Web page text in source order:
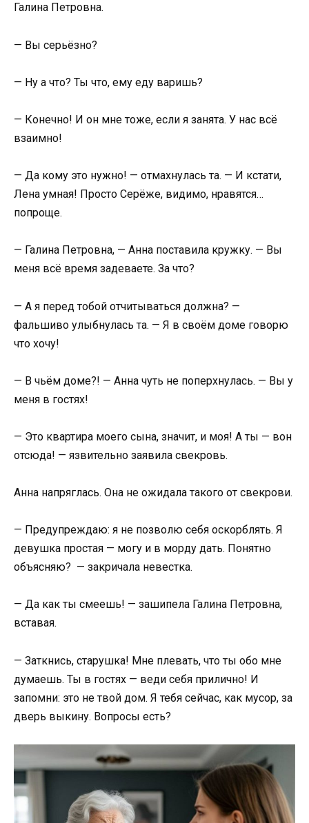
Галина Петровна.
— Вы серьёзно?
— Ну а что? Ты что, ему еду варишь?
— Конечно! И он мне тоже, если я занята. У нас всё
взаимно!
— Да кому это нужно! — отмахнулась та. — И кстати,
Лена умная! Просто Серёже, видимо, нравятся…
попроще.
— Галина Петровна, — Анна поставила кружку. — Вы
меня всё время задеваете. За что?
— А я перед тобой отчитываться должна? —
фальшиво улыбнулась та. — Я в своём доме говорю
что хочу!
— В чьём доме?! — Анна чуть не поперхнулась. — Вы у
меня в гостях!
— Это квартира моего сына, значит, и моя! А ты — вон
отсюда! — язвительно заявила свекровь.
Анна напряглась. Она не ожидала такого от свекрови.
— Предупреждаю: я не позволю себя оскорблять. Я
девушка простая — могу и в морду дать. Понятно
объясняю? — закричала невестка.
— Да как ты смеешь! — зашипела Галина Петровна,
вставая.
— Заткнись, старушка! Мне плевать, что ты обо мне
думаешь. Ты в гостях — веди себя прилично! И
запомни: это не твой дом. Я тебя сейчас, как мусор, за
дверь выкину. Вопросы есть?